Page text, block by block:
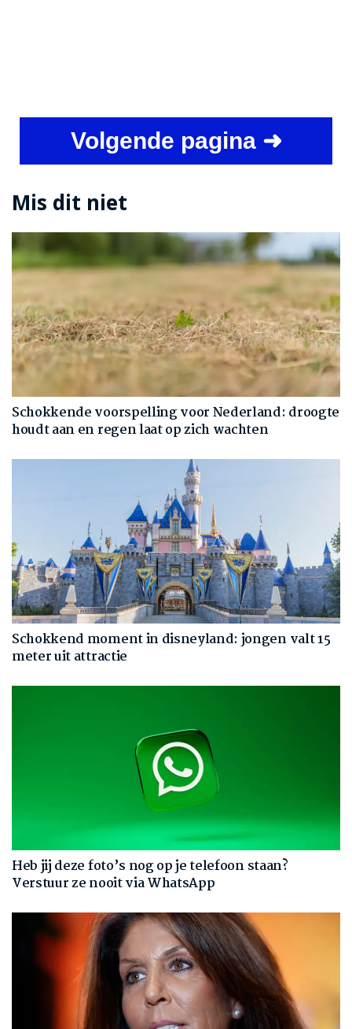
Volgende pagina ➜
Mis dit niet
Schokkende voorspelling voor Nederland: droogte
houdt aan en regen laat op zich wachten
Schokkend moment in disneyland: jongen valt 15
meter uit attractie
Heb jij deze foto’s nog op je telefoon staan?
Verstuur ze nooit via WhatsApp